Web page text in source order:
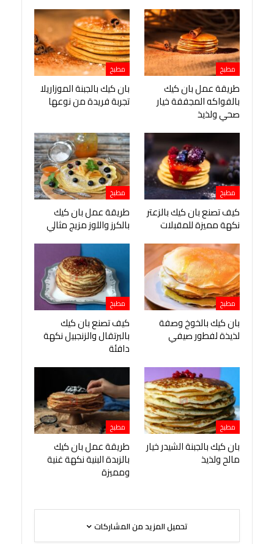
مطبخ
طريقة عمل بان كيك
بالفواكه المجففة خيار
صحي ولذيذ
مطبخ
بان كيك بالجبنة الموزاريلا
تجربة فريدة من نوعها
مطبخ
كيف تصنع بان كيك بالزعتر
نكهة مميزة للمقبلات
مطبخ
طريقة عمل بان كيك
بالكرز واللوز مزيج مثالي
مطبخ
بان كيك بالخوخ وصفة
لذيذة لفطور صيفي
مطبخ
كيف تصنع بان كيك
بالبرتقال والزنجبيل نكهة
دافئة
مطبخ
بان كيك بالجبنة الشيدر خيار
مالح ولذيذ
مطبخ
طريقة عمل بان كيك
بالزبدة البنية نكهة غنية
ومميزة
تحميل المزيد من المشاركات